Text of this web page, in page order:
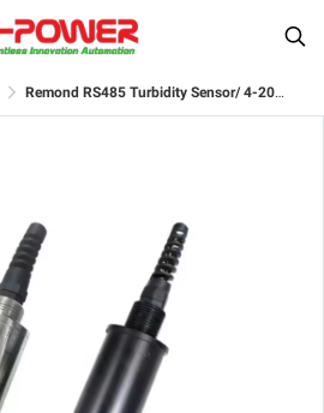
Remond RS485 Turbidity Sensor/ 4-20mA Output Turbidity Sensor